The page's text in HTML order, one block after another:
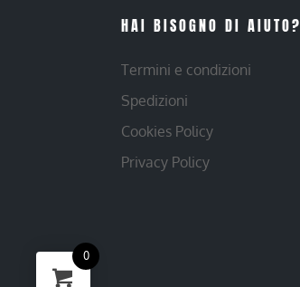
HAI BISOGNO DI AIUTO?
Termini e condizioni
Spedizioni
Cookies Policy
Privacy Policy
0